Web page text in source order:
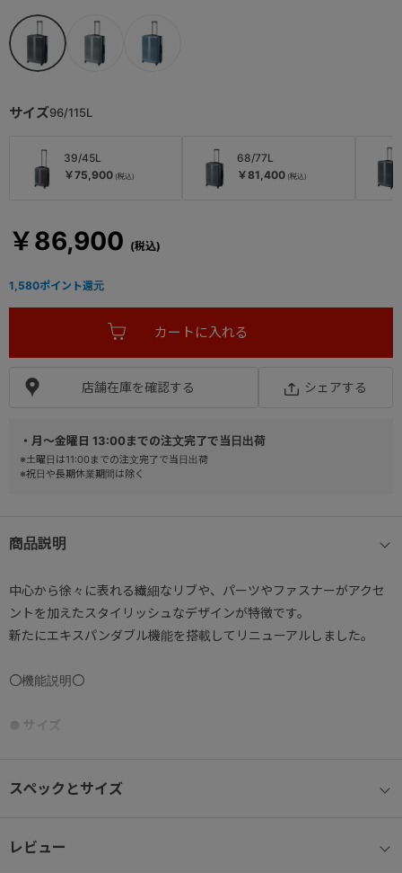
・月～金曜日 13:00までの注文完了で当日出荷
※土曜日は11:00までの注文完了で当日出荷
※祝日や長期休業期間は除く
￥86,900
商品説明
中心から徐々に表れる繊細なリブや、パーツやファスナーがアクセ
ントを加えたスタイリッシュなデザインが特徴です。
新たにエキスパンダブル機能を搭載してリニューアルしました。
〇機能説明〇
● サイズ
7～10日の旅行向け。
● キャスターストッパー
スペックとサイズ
レビュー
サイズ96/115L
39/45L
￥75,900
68/77L
￥81,400
店舗在庫を確認する シェアする
1,580ポイント還元